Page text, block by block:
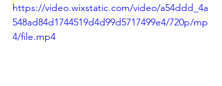
https://video.wixstatic.com/video/a54ddd_4a
548ad84d1744519d4d99d5717499e4/720p/mp
4/file.mp4